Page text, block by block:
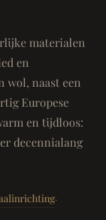
materialen
en
wol, naast een
Europese
en tijdloos:
decennialang
·